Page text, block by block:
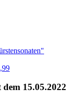
dem 15.05.2022